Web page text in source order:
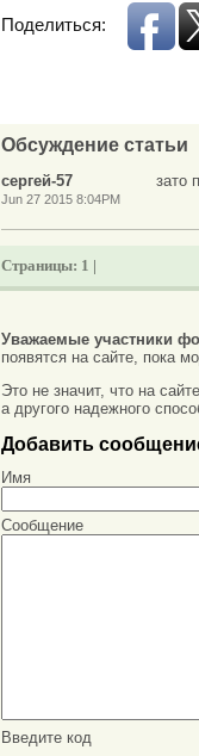
Поделиться:
Обсуждение статьи
сергей-57
Jun 27 2015 8:04PM
зато
Страницы: 1 |
Уважаемые участники
появятся на сайте, пока
Это не значит, что на
а другого надежного
Добавить
Имя
Сообщение
Введите код